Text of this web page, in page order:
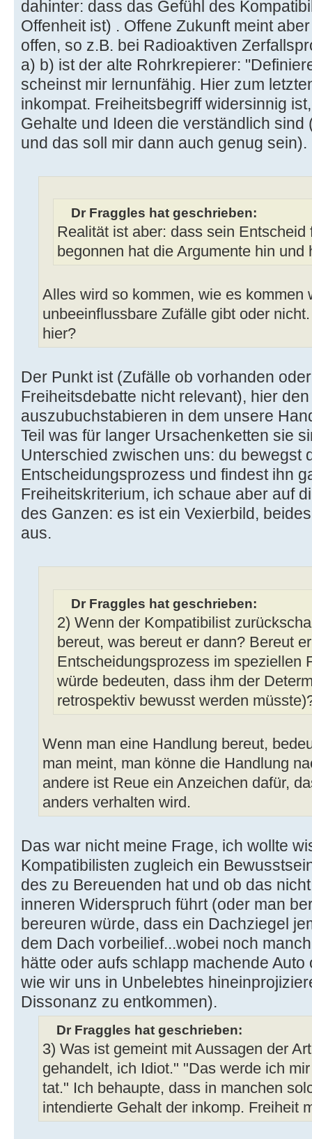
dahinter: dass das Gefühl des
Offenheit ist) . Offene Zukunft meint
offen, so z.B. bei Radioaktiven
a) b) ist der alte Rohrkrepierer:
scheinst mir lernunfähig. Hier zum
inkompat. Freiheitsbegriff widersinnig
Gehalte und Ideen die verständlich sind
und das soll mir dann auch genug sein).
Dr Fraggles hat geschrieben:
Realität ist aber: dass sein
begonnen hat die Argumente hin und
Alles wird so kommen, wie es kommen
unbeeinflussbare Zufälle gibt oder
hier?
Der Punkt ist (Zufälle ob vorhanden
Freiheitsdebatte nicht relevant), hier
auszubuchstabieren in dem unsere
Teil was für langer Ursachenketten sie
Unterschied zwischen uns: du bewegst
Entscheidungsprozess und findest ihn
Freiheitskriterium, ich schaue aber auf
des Ganzen: es ist ein Vexierbild,
aus.
Dr Fraggles hat geschrieben:
2) Wenn der Kompatibilist
bereut, was bereut er dann? Bereut
Entscheidungsprozess im speziellen
würde bedeuten, dass ihm der
retrospektiv bewusst werden
Wenn man eine Handlung bereut,
man meint, man könne die Handlung
andere ist Reue ein Anzeichen dafür,
anders verhalten wird.
Das war nicht meine Frage, ich wollte
Kompatibilisten zugleich ein
des zu Bereuenden hat und ob das
inneren Widerspruch führt (oder man
bereuren würde, dass ein Dachziegel
dem Dach vorbeilief...wobei noch
hätte oder aufs schlapp machende
wie wir uns in Unbelebtes
Dissonanz zu entkommen).
Dr Fraggles hat geschrieben:
3) Was ist gemeint mit Aussagen der
gehandelt, ich Idiot." "Das werde ich
tat." Ich behaupte, dass in manchen
intendierte Gehalt der inkomp. Freiheit